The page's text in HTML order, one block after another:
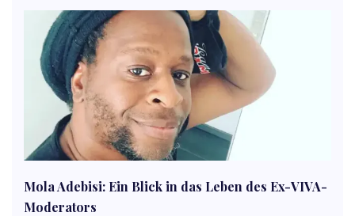
Mola Adebisi: Ein Blick in das Leben des Ex-VIVA-
Moderators